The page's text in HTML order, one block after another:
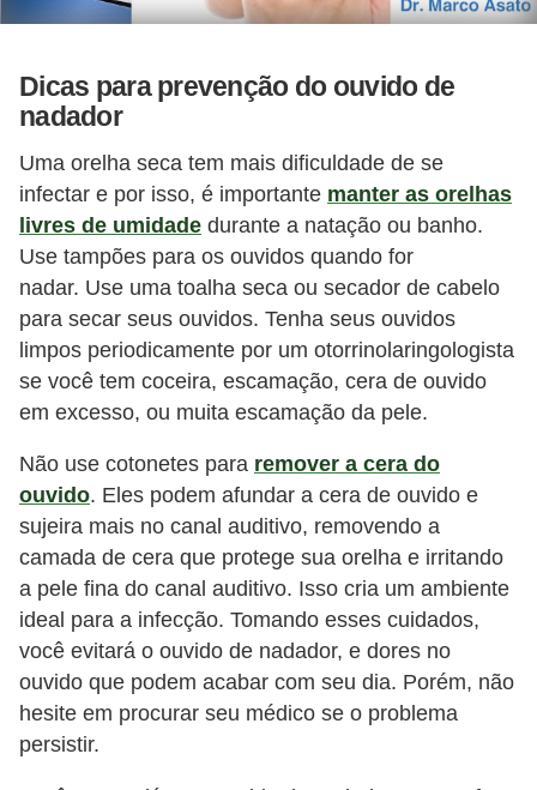
Dicas para prevenção do ouvido de
nadador
Uma orelha seca tem mais dificuldade de se
infectar e por isso, é importante manter as orelhas
livres de umidade durante a natação ou banho.
Use tampões para os ouvidos quando for
nadar. Use uma toalha seca ou secador de cabelo
para secar seus ouvidos. Tenha seus ouvidos
limpos periodicamente por um otorrinolaringologista
se você tem coceira, escamação, cera de ouvido
em excesso, ou muita escamação da pele.
Não use cotonetes para remover a cera do
ouvido. Eles podem afundar a cera de ouvido e
sujeira mais no canal auditivo, removendo a
camada de cera que protege sua orelha e irritando
a pele fina do canal auditivo. Isso cria um ambiente
ideal para a infecção. Tomando esses cuidados,
você evitará o ouvido de nadador, e dores no
ouvido que podem acabar com seu dia. Porém, não
hesite em procurar seu médico se o problema
persistir.